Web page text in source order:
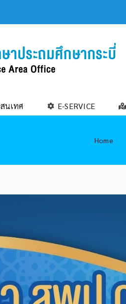
นเทศ E-SERVICE
Home